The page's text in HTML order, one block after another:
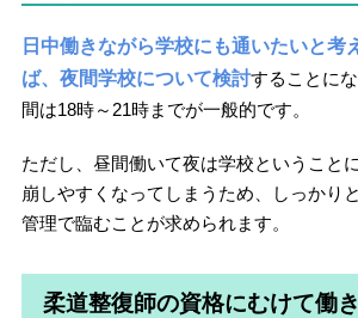
日中働きながら学校にも通いたいと考
ば、夜間学校について検討することに
間は18時～21時までが一般的です。
ただし、昼間働いて夜は学校ということ
崩しやすくなってしまうため、しっかり
管理で臨むことが求められます。
柔道整復師の資格にむけて働